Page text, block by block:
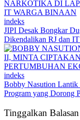
indeks
JIPI Desak Bongkar
Dikendalikan RJ dan
indeks
Bobby Nasution Lantik
Program yang Dorong
Tinggalkan Balasan